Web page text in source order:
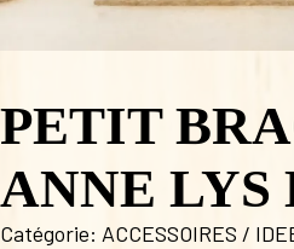
PETIT
ANNE LYS
Catégorie: ACCESSOIRES /